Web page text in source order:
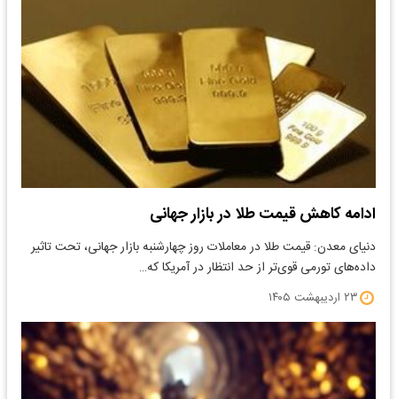
ادامه کاهش قیمت طلا در بازار جهانی
​دنیای معدن: قیمت طلا در معاملات روز چهارشنبه بازار جهانی، تحت تاثیر
داده‌های تورمی قوی‌تر از حد انتظار در آمریکا که…
۲۳ اردیبهشت ۱۴۰۵